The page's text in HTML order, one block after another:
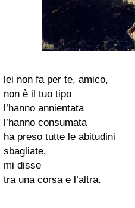
lei non fa per te, amico,
non è il tuo tipo
l’hanno annientata
l’hanno consumata
ha preso tutte le abitudini
sbagliate,
mi disse
tra una corsa e l’altra.